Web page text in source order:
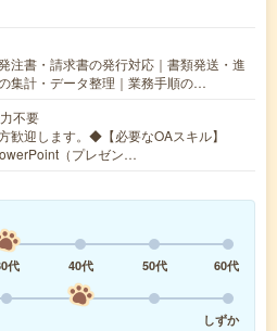
注書・請求書の発行対応｜書類発送・進
集計・データ整理｜業務手順の…
不要
歓迎します。◆【必要なOAスキル】
（プレゼン…
代 40代 50代
60代
しずか